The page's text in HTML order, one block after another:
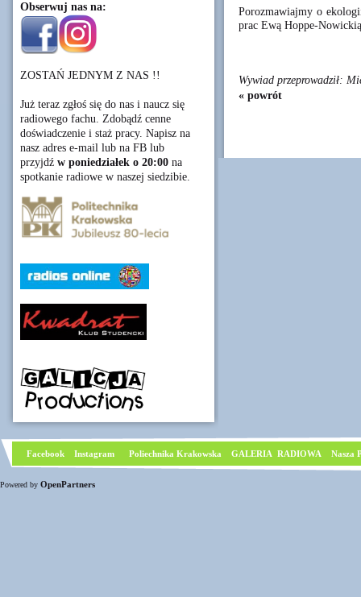
Obserwuj nas na:
ZOSTAŃ JEDNYM Z NAS !!
Już teraz zgłoś się do nas i naucz się
radiowego fachu. Zdobądź cenne
doświadczenie i staż pracy. Napisz na
nasz adres e-mail lub na FB lub
przyjdź w poniedziałek o 20:00 na
spotkanie radiowe w naszej siedzibie.
Porozmawiajmy o
prac Ewą Hoppe-
Wywiad przeprowadził:
« powrót
Facebook Instagram Poliechnika Krakowska GALERIA RADIOWA Nasza
Powered by OpenPartners